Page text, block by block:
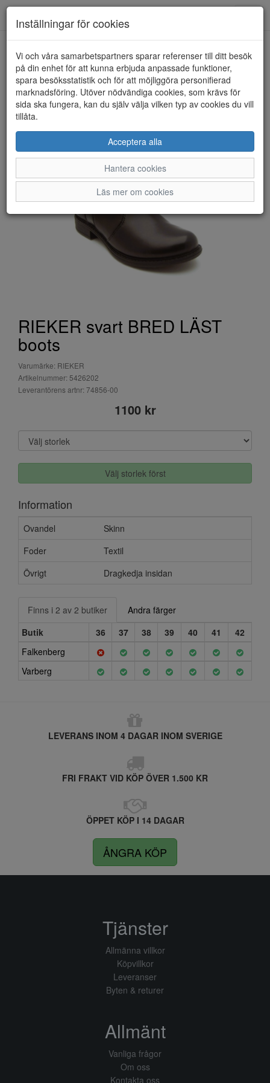
HEM RIEKER
RIEKER svart BRED LÄST
boots
Varumärke: RIEKER
Artikelnummer: 5426202
Leverantörens artnr: 74856-00
1100 kr
Välj storlek först
Information
Ovandel
Skinn
Foder
Textil
Övrigt
Dragkedja insidan
Finns i 2 av 2 butiker
Andra färger
Butik
36 37 38 39 40 41
42
Falkenberg
Varberg
LEVERANS INOM 4 DAGAR INOM SVERIGE
FRI FRAKT VID KÖP ÖVER 1.500 KR
ÖPPET KÖP I 14 DAGAR
ÅNGRA KÖP
Inställningar för cookies
Vi och våra samarbetspartners sparar referenser till ditt besök
på din enhet för att kunna erbjuda anpassade funktioner,
spara besöksstatistik och för att möjliggöra personifierad
marknadsföring. Utöver nödvändiga cookies, som krävs för
sida ska fungera, kan du själv välja vilken typ av cookies du vill
tillåta.
Acceptera alla
Hantera cookies
Läs mer om cookies
Tjänster
Allmänna villkor
Köpvillkor
Leveranser
Byten & returer
Allmänt
Vanliga frågor
Om oss
Kontakta oss